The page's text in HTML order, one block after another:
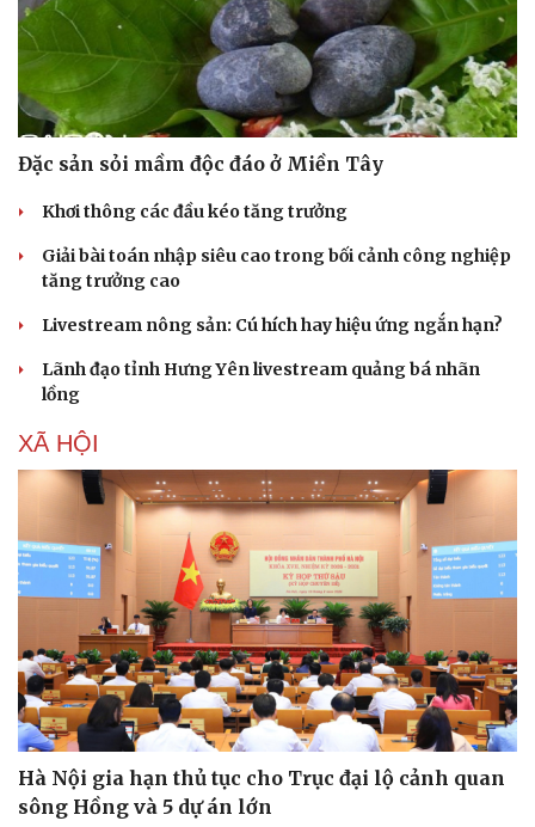
Làm đẹp - giảm cân
Phòng mạch online
Ăn sạch sống khỏe
Đặc sản sỏi mầm độc đáo ở Miền Tây
Khơi thông các đầu kéo tăng trưởng
Giải bài toán nhập siêu cao trong bối cảnh công nghiệp
tăng trưởng cao
Livestream nông sản: Cú hích hay hiệu ứng ngắn hạn?
Lãnh đạo tỉnh Hưng Yên livestream quảng bá nhãn
lồng
XÃ HỘI
Hà Nội gia hạn thủ tục cho Trục đại lộ cảnh quan
sông Hồng và 5 dự án lớn